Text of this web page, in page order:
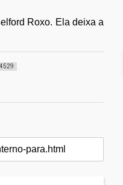
Roxo. Ela deixa a
4529